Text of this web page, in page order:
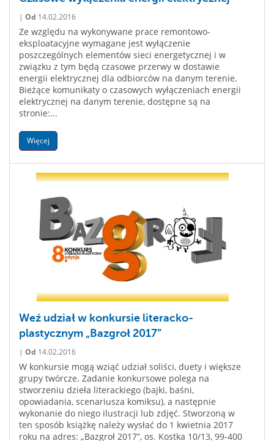
| Od 14.02.2016
Ze względu na wykonywane prace remontowo-
eksploatacyjne wymagane jest wyłączenie
poszczególnych elementów sieci energetycznej i w
związku z tym będą czasowe przerwy w dostawie
energii elektrycznej dla odbiorców na danym terenie.
Bieżące komunikaty o czasowych wyłączeniach energii
elektrycznej na danym terenie, dostępne są na
stronie:...
Więcej
Weź udział w konkursie literacko-
plastycznym „Bazgroł 2017”
| Od 14.02.2016
W konkursie mogą wziąć udział soliści, duety i większe
grupy twórcze. Zadanie konkursowe polega na
stworzeniu dzieła literackiego (bajki, baśni,
opowiadania, scenariusza komiksu), a następnie
wykonanie do niego ilustracji lub zdjęć. Stworzoną w
ten sposób książkę należy wysłać do 1 kwietnia 2017
roku na adres: „Bazgroł 2017”, os. Kostka 10/13, 99-400